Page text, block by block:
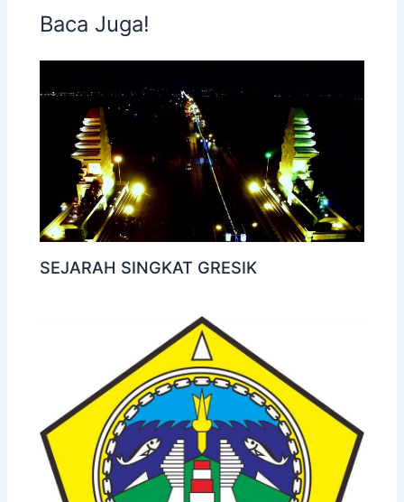
Baca Juga!
SEJARAH SINGKAT GRESIK